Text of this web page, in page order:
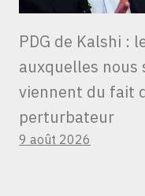
PDG de Kalshi :
auxquelles nous
viennent du fait
perturbateur
9 août 2026